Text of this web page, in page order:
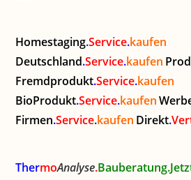
Homestaging.Service.kaufen
Deutschland.Service.kaufen
Fremdprodukt.Service.kaufen
BioProdukt.Service.kaufen
Firmen.Service.kaufen Direkt.
ThermoAnalyse.